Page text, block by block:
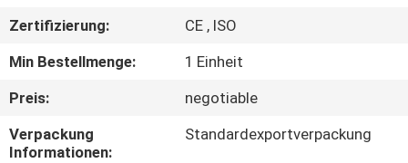
FABRIK-
AUSFLUG
QUALITÄTSKONTROLLE
Zertifizierung:
CE , ISO
Min Bestellmenge:
1 Einheit
Preis:
negotiable
Verpackung
Informationen:
Standardexportverpackung